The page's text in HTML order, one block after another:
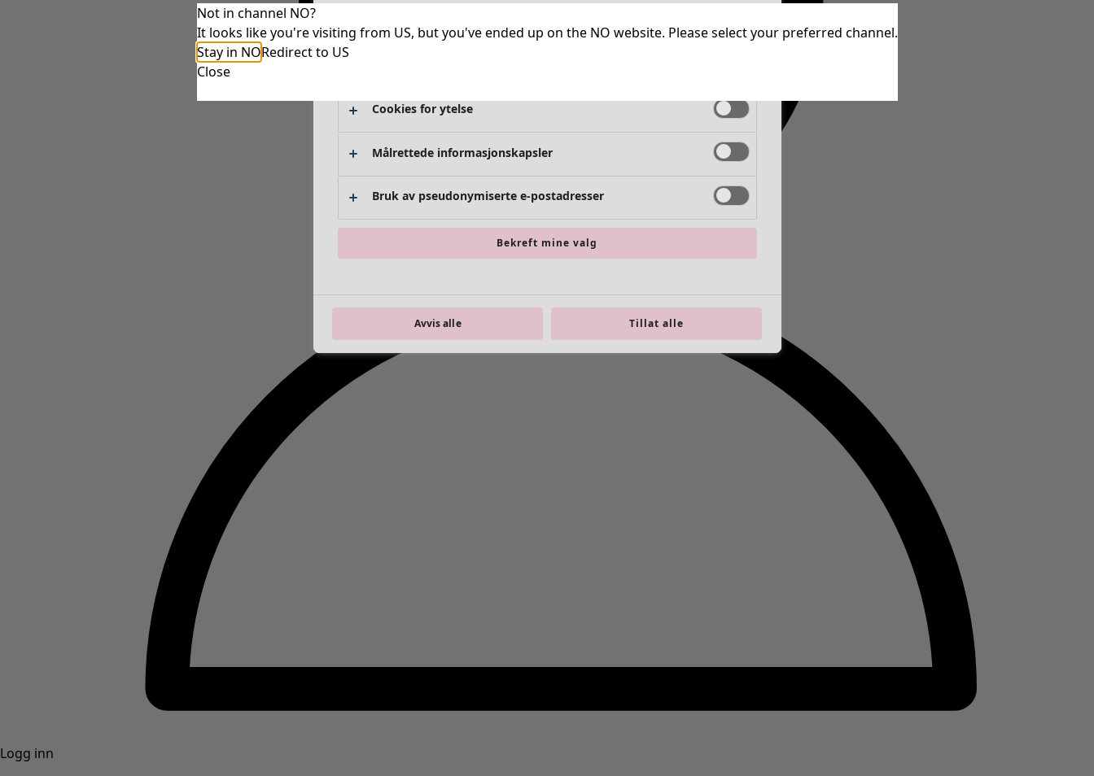
Logg inn
Not in channel NO?
It looks like you're visiting from US, but you've ended up on the NO website. Please select your preferred channel.
Stay in NORedirect to US
Close
Helt nødvendige informasjonskapsler Alltid aktiv
Cookies for ytelse
Målrettede informasjonskapsler
Bruk av pseudonymiserte e-postadresser
Bekreft mine valg
Avvis alle Tillat alle